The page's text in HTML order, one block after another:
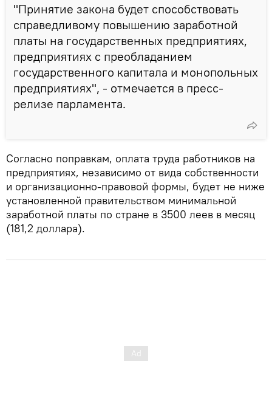
"Принятие закона будет способствовать
справедливому повышению заработной
платы на государственных предприятиях,
предприятиях с преобладанием
государственного капитала и монопольных
предприятиях", - отмечается в пресс-
релизе парламента.
Согласно поправкам, оплата труда работников на
предприятиях, независимо от вида собственности
и организационно-правовой формы, будет не ниже
установленной правительством минимальной
заработной платы по стране в 3500 леев в месяц
(181,2 доллара).